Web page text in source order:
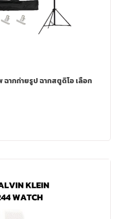
ฉากถ่ายรูป ฉากสตูดิโอ เลือก